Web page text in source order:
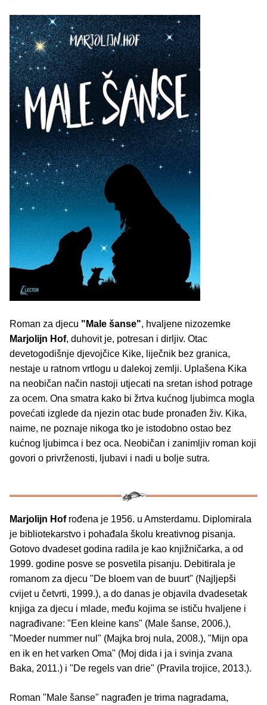
Roman za djecu "Male šanse", hvaljene nizozemke
Marjolijn Hof, duhovit je, potresan i dirljiv. Otac
devetogodišnje djevojčice Kike, liječnik bez granica,
nestaje u ratnom vrtlogu u dalekoj zemlji. Uplašena Kika
na neobičan način nastoji utjecati na sretan ishod potrage
za ocem. Ona smatra kako bi žrtva kućnog ljubimca mogla
povećati izglede da njezin otac bude pronađen živ. Kika,
naime, ne poznaje nikoga tko je istodobno ostao bez
kućnog ljubimca i bez oca. Neobičan i zanimljiv roman koji
govori o privrženosti, ljubavi i nadi u bolje sutra.
Marjolijn Hof rođena je 1956. u Amsterdamu. Diplomirala
je bibliotekarstvo i pohađala školu kreativnog pisanja.
Gotovo dvadeset godina radila je kao knjižničarka, a od
1999. godine posve se posvetila pisanju. Debitirala je
romanom za djecu "De bloem van de buurt" (Najljepši
cvijet u četvrti, 1999.), a do danas je objavila dvadesetak
knjiga za djecu i mlade, među kojima se ističu hvaljene i
nagrađivane: "Een kleine kans" (Male šanse, 2006.),
"Moeder nummer nul" (Majka broj nula, 2008.), "Mijn opa
en ik en het varken Oma" (Moj dida i ja i svinja zvana
Baka, 2011.) i "De regels van drie" (Pravila trojice, 2013.).
Roman "Male šanse" nagrađen je trima nagradama,